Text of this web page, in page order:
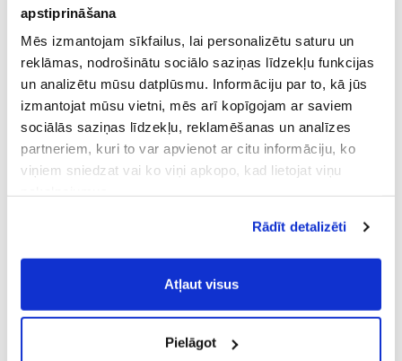
apstiprināšana
Mēs izmantojam sīkfailus, lai personalizētu saturu un
reklāmas, nodrošinātu sociālo saziņas līdzekļu funkcijas
un analizētu mūsu datplūsmu. Informāciju par to, kā jūs
izmantojat mūsu vietni, mēs arī kopīgojam ar saviem
sociālās saziņas līdzekļu, reklamēšanas un analīzes
partneriem, kuri to var apvienot ar citu informāciju, ko
viņiem sniedzat vai ko viņi apkopo, kad lietojat viņu
Vispārīgiem vietnes lietošanas
noteikumiem(saīsināti - VVLN).
Rādīt detalizēti
Atļaut visus
Pielāgot